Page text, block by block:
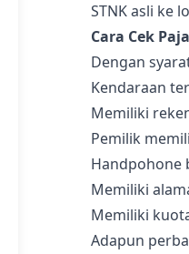
STNK asli ke
Cara Cek
Dengan
Kendaraan
Memiliki
Pemilik
Handpohone
Memiliki
Memiliki
Adapun